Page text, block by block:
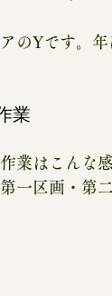
のYです。
業
業はこんな感
一区画・第